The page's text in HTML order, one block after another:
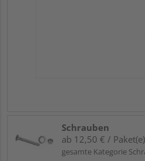
Schrauben
ab 12,50 € / Paket(e)
gesamte Kategorie